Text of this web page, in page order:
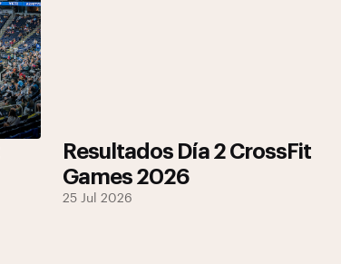
Resultados Día 2 CrossFit
Games 2026
25 Jul 2026